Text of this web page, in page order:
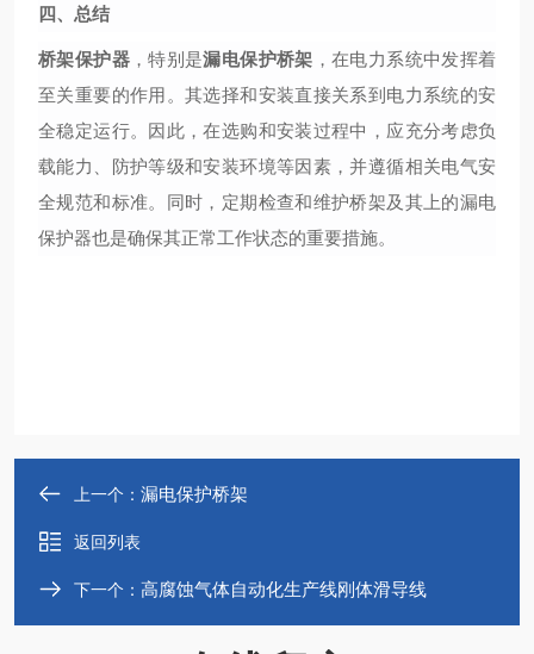
四、总结
桥架保护器，特别是漏电保护桥架 ，在电力系统中发挥着
至关重要的作用。其选择和安装直接关系到电力系统的安
全稳定运行。因此，在选购和安装过程中，应充分考虑负
载能力、防护等级和安装环境等因素，并遵循相关电气安
全规范和标准。同时，定期检查和维护桥架及其上的漏电
保护器也是确保其正常工作状态的重要措施。
上一个： 漏电保护桥架
返回列表
下一个： 高腐蚀气体自动化生产线刚体滑导线